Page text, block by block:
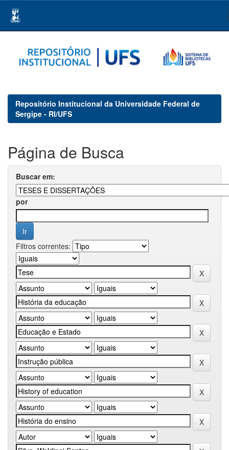
navigation
Repositório Institucional da Universidade Federal de
Sergipe - RI/UFS
Página de Busca
Buscar em:
por
Filtros correntes: